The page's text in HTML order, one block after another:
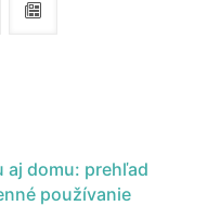
aj domu: prehľad
používanie